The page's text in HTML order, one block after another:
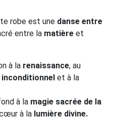
robe est une danse entre
entre la matière et
à la renaissance, au
inconditionnel et à la
à la magie sacrée de la
à la lumière divine.